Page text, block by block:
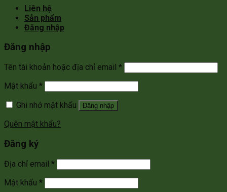
Liên hệ
Sản phẩm
Đăng nhập
Đăng nhập
Tên tài khoản hoặc địa chỉ email *
Mật khẩu *
Ghi nhớ mật khẩu
Đăng nhập
Quên mật khẩu?
Đăng ký
Địa chỉ email *
Mật khẩu *